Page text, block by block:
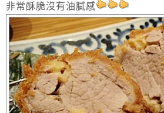
非常酥脆沒有油膩感